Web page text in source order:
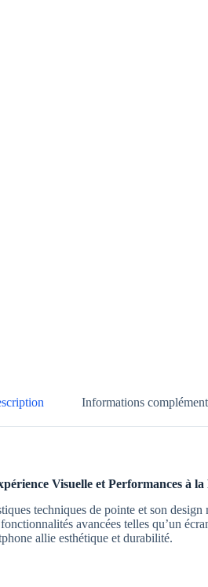
Informations
Visuelle et Performances à la
techniques de pointe et son
avancées telles qu’un
allie esthétique et durabilité.